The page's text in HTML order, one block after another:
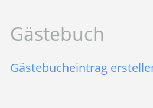
Gästebuch
Gästebucheintrag